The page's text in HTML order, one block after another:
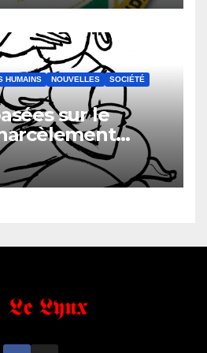
Direction
Budget
HUMAINS NOUVELLES
SOCIÉTÉ
sur le